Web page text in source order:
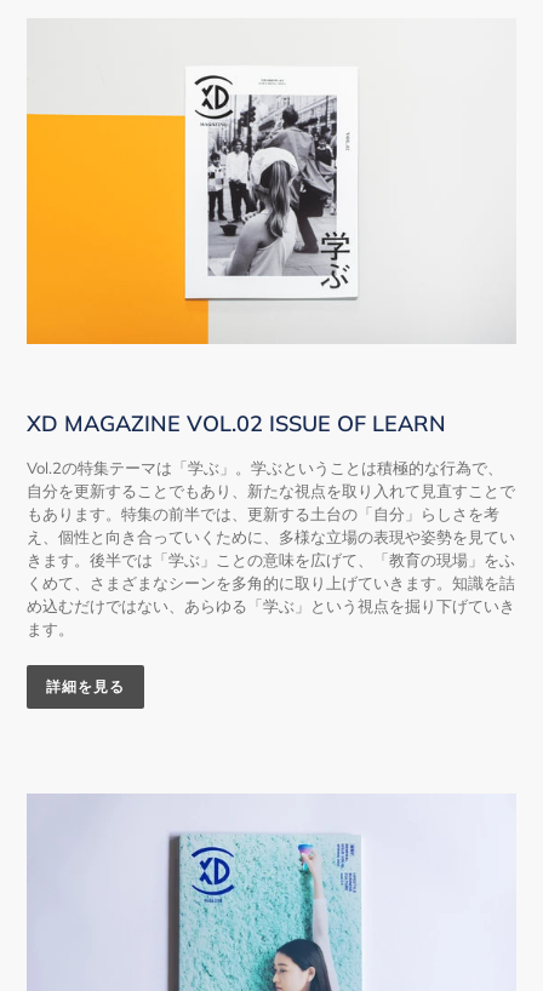
XD MAGAZINE VOL.02 ISSUE OF LEARN
Vol.2の特集テーマは「学ぶ」。学ぶということは積極的な行為で、
自分を更新することでもあり、新たな視点を取り入れて見直すことで
もあります。特集の前半では、更新する土台の「自分」らしさを考
え、個性と向き合っていくために、多様な立場の表現や姿勢を見てい
きます。後半では「学ぶ」ことの意味を広げて、「教育の現場」をふ
くめて、さまざまなシーンを多角的に取り上げていきます。知識を詰
め込むだけではない、あらゆる「学ぶ」という視点を掘り下げていき
ます。
詳細を見る